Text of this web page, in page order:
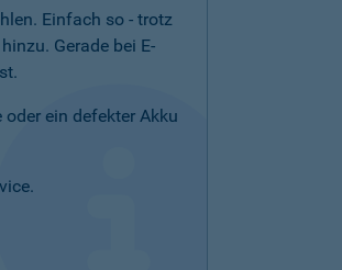
Einfach so - trotz
Gerade bei E-
ein defekter Akku